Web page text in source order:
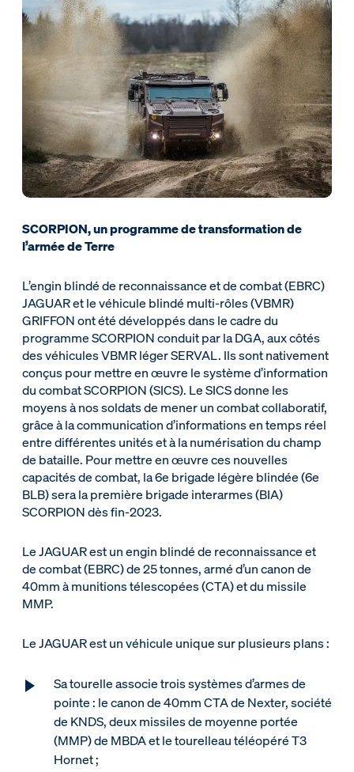
SCORPION, un programme de transformation de
l’armée de Terre
L’engin blindé de reconnaissance et de combat (EBRC)
JAGUAR et le véhicule blindé multi-rôles (VBMR)
GRIFFON ont été développés dans le cadre du
programme SCORPION conduit par la DGA, aux côtés
des véhicules VBMR léger SERVAL. Ils sont nativement
conçus pour mettre en œuvre le système d’information
du combat SCORPION (SICS). Le SICS donne les
moyens à nos soldats de mener un combat collaboratif,
grâce à la communication d’informations en temps réel
entre différentes unités et à la numérisation du champ
de bataille. Pour mettre en œuvre ces nouvelles
capacités de combat, la 6e brigade légère blindée (6e
BLB) sera la première brigade interarmes (BIA)
SCORPION dès fin-2023.
Le JAGUAR est un engin blindé de reconnaissance et
de combat (EBRC) de 25 tonnes, armé d’un canon de
40mm à munitions télescopées (CTA) et du missile
MMP.
Le JAGUAR est un véhicule unique sur plusieurs plans :
Sa tourelle associe trois systèmes d’armes de
pointe : le canon de 40mm CTA de Nexter, société
de KNDS, deux missiles de moyenne portée
(MMP) de MBDA et le tourelleau téléopéré T3
Hornet ;